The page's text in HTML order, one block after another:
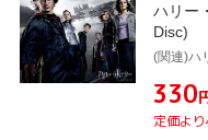
ハリー
Disc)
¥330
定価よ